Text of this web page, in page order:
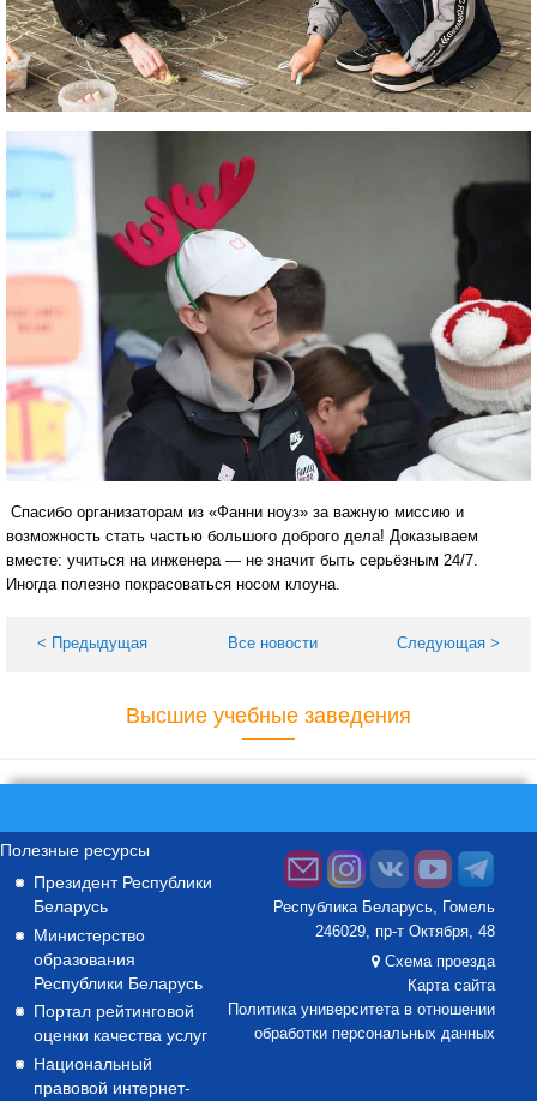
Спасибо организаторам из «Фанни ноуз» за важную миссию и
возможность стать частью большого доброго дела! Доказываем
вместе: учиться на инженера — не значит быть серьёзным 24/7.
Иногда полезно покрасоваться носом клоуна.
< Предыдущая Все новости Следующая >
Высшие учебные заведения
Полезные ресурсы
Президент Республики
Беларусь
Министерство
образования
Республики Беларусь
Портал рейтинговой
оценки качества услуг
Национальный
правовой интернет-
Республика Беларусь, Гомель
246029, пр-т Октября, 48
Схема проезда
Карта сайта
Политика университета в отношении
обработки персональных данных